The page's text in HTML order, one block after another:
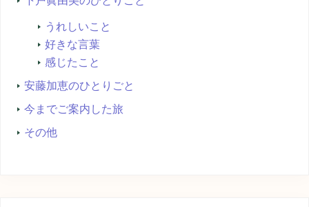
うれしいこと
好きな言葉
感じたこと
安藤加恵のひとりごと
今までご案内した旅
その他